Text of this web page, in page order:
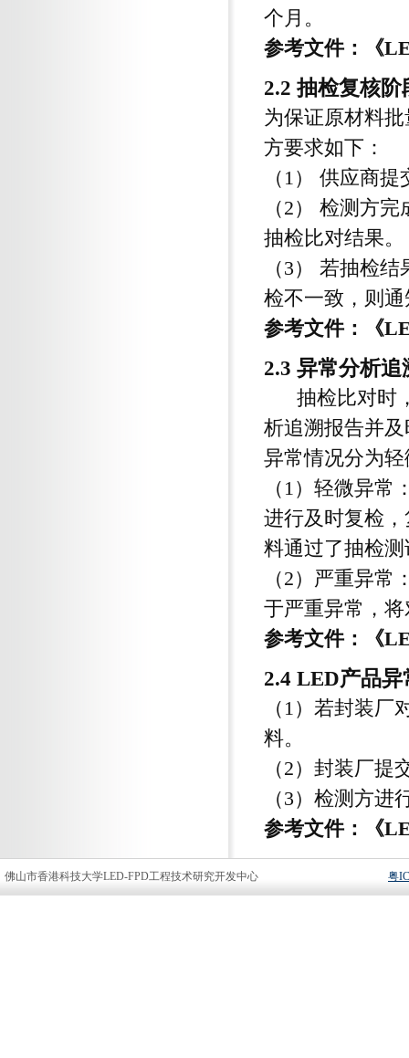
个月。
参考文件：《
2.2 抽检复核阶
为保证原材料
方要求如下：
（1） 供应商
（2） 检测方
抽检比对结果。
（3） 若抽检
检不一致，则
参考文件：《
2.3 异常分析追
抽检比对时，
析追溯报告并
异常情况分为
（1）轻微异
进行及时复检
料通过了抽检测
（2）严重异
于严重异常，
参考文件：《
2.4 LED产品异
（1）若封装
料。
（2）封装厂
（3）检测方
参考文件：《
佛山市香港科技大学LED-FPD工程技术研究开发中心 粤